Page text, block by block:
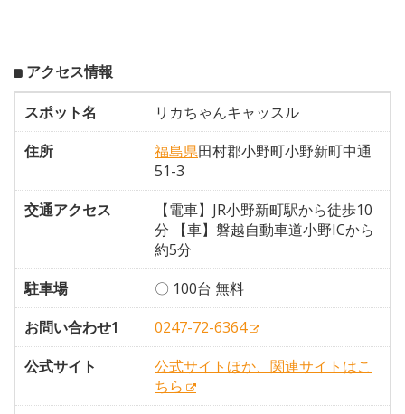
アクセス情報
スポット名
リカちゃんキャッスル
住所
福島県田村郡小野町小野新町中通
51-3
交通アクセス
【電車】JR小野新町駅から徒歩10
分 【車】磐越自動車道小野ICから
約5分
駐車場
〇 100台 無料
お問い合わせ1
0247-72-6364
公式サイト
公式サイトほか、関連サイトはこ
ちら